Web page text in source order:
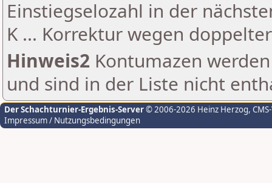
Einstiegselozahl in der
K ... Korrektur wegen
Hinweis2 Kontumazen
und sind in der Liste nicht
Der Schachturnier-Ergebnis-Server© 2006-2026 Heinz Herzog,
Impressum / Nutzungsbedingungen